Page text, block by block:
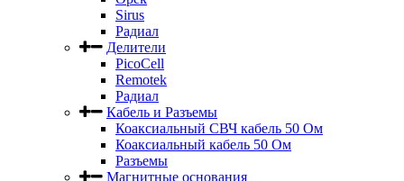
Sirus
Радиал
Делители
PicoCell
Remotek
Радиал
Кабель и Разъемы
Коаксиальный СВЧ кабель 50 Ом
Коаксиальный кабель 50 Ом
Разъемы
Магнитные основания